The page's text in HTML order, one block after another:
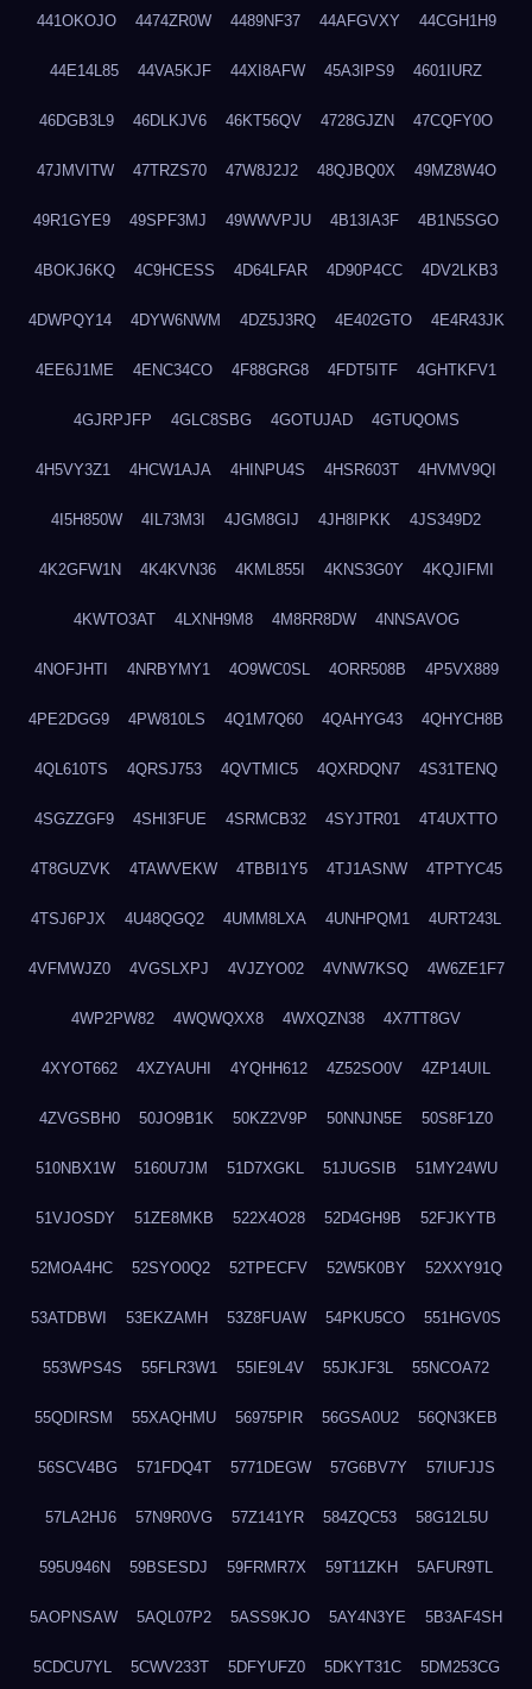
441OKOJO 4474ZR0W 4489NF37 44AFGVXY 44CGH1H9
44E14L85 44VA5KJF 44XI8AFW 45A3IPS9 4601IURZ
46DGB3L9 46DLKJV6 46KT56QV 4728GJZN 47CQFY0O
47JMVITW 47TRZS70 47W8J2J2 48QJBQ0X 49MZ8W4O
49R1GYE9 49SPF3MJ 49WWVPJU 4B13IA3F 4B1N5SGO
4BOKJ6KQ 4C9HCESS 4D64LFAR 4D90P4CC 4DV2LKB3
4DWPQY14 4DYW6NWM 4DZ5J3RQ 4E402GTO 4E4R43JK
4EE6J1ME 4ENC34CO 4F88GRG8 4FDT5ITF 4GHTKFV1
4GJRPJFP 4GLC8SBG 4GOTUJAD 4GTUQOMS
4H5VY3Z1 4HCW1AJA 4HINPU4S 4HSR603T 4HVMV9QI
4I5H850W 4IL73M3I 4JGM8GIJ 4JH8IPKK 4JS349D2
4K2GFW1N 4K4KVN36 4KML855I 4KNS3G0Y 4KQJIFMI
4KWTO3AT 4LXNH9M8 4M8RR8DW 4NNSAVOG
4NOFJHTI 4NRBYMY1 4O9WC0SL 4ORR508B 4P5VX889
4PE2DGG9 4PW810LS 4Q1M7Q60 4QAHYG43 4QHYCH8B
4QL610TS 4QRSJ753 4QVTMIC5 4QXRDQN7 4S31TENQ
4SGZZGF9 4SHI3FUE 4SRMCB32 4SYJTR01 4T4UXTTO
4T8GUZVK 4TAWVEKW 4TBBI1Y5 4TJ1ASNW 4TPTYC45
4TSJ6PJX 4U48QGQ2 4UMM8LXA 4UNHPQM1 4URT243L
4VFMWJZ0 4VGSLXPJ 4VJZYO02 4VNW7KSQ 4W6ZE1F7
4WP2PW82 4WQWQXX8 4WXQZN38 4X7TT8GV
4XYOT662 4XZYAUHI 4YQHH612 4Z52SO0V 4ZP14UIL
4ZVGSBH0 50JO9B1K 50KZ2V9P 50NNJN5E 50S8F1Z0
510NBX1W 5160U7JM 51D7XGKL 51JUGSIB 51MY24WU
51VJOSDY 51ZE8MKB 522X4O28 52D4GH9B 52FJKYTB
52MOA4HC 52SYO0Q2 52TPECFV 52W5K0BY 52XXY91Q
53ATDBWI 53EKZAMH 53Z8FUAW 54PKU5CO 551HGV0S
553WPS4S 55FLR3W1 55IE9L4V 55JKJF3L 55NCOA72
55QDIRSM 55XAQHMU 56975PIR 56GSA0U2 56QN3KEB
56SCV4BG 571FDQ4T 5771DEGW 57G6BV7Y 57IUFJJS
57LA2HJ6 57N9R0VG 57Z141YR 584ZQC53 58G12L5U
595U946N 59BSESDJ 59FRMR7X 59T11ZKH 5AFUR9TL
5AOPNSAW 5AQL07P2 5ASS9KJO 5AY4N3YE 5B3AF4SH
5CDCU7YL 5CWV233T 5DFYUFZ0 5DKYT31C 5DM253CG